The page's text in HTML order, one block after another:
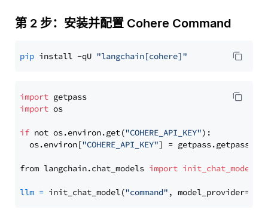
第 2 步：安装并配置 Cohere Command
pip install -qU "langchain[cohere]"
import
import os
if not os.environ.get("COHERE_API_KEY"):
  os.environ[
"COHERE_API_KEY"] = getpass.getpass(
from langchain.chat_models import init_chat_model
llm = init_chat_model("command" , model_provider=